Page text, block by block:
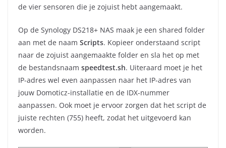
de vier sensoren die je zojuist hebt aangemaakt.
Op de Synology DS218+ NAS maak je een shared folder
aan met de naam Scripts. Kopieer onderstaand script
naar de zojuist aangemaakte folder en sla het op met
de bestandsnaam speedtest.sh. Uiteraard moet je het
IP-adres wel even aanpassen naar het IP-adres van
jouw Domoticz-installatie en de IDX-nummer
aanpassen. Ook moet je ervoor zorgen dat het script de
juiste rechten (755) heeft, zodat het uitgevoerd kan
worden.